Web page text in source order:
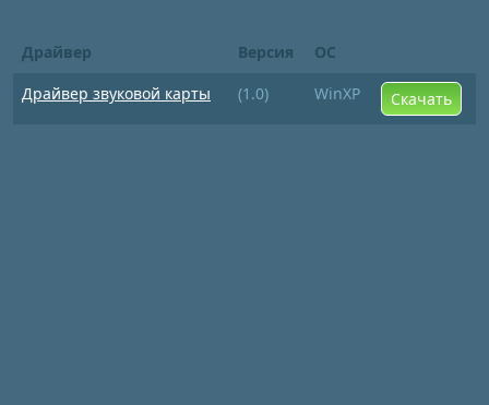
Драйвер Версия
ОС
Драйвер звуковой карты
(1.0) WinXP Скачать